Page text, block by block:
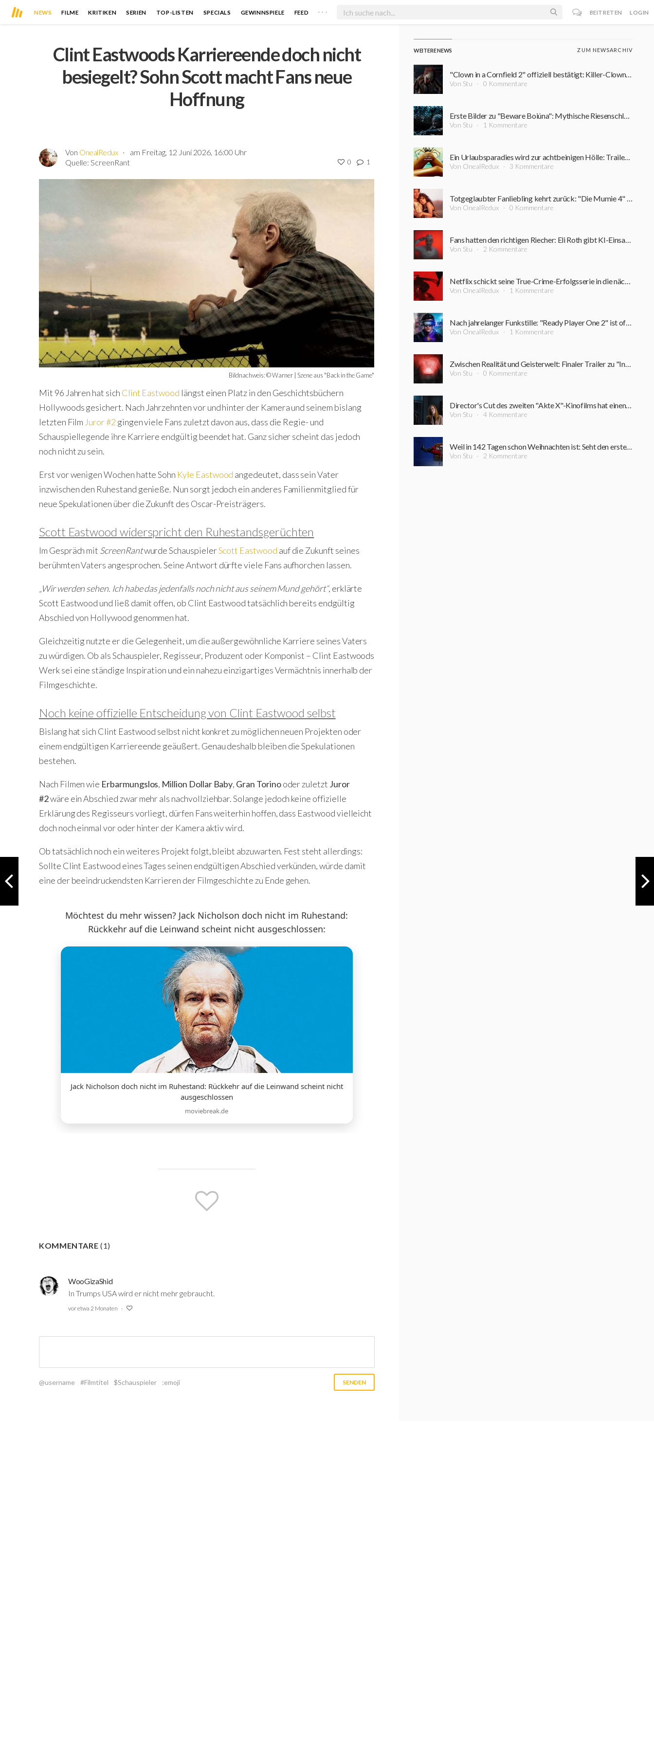
NEWS FILME KRITIKEN SERIEN TOP-LISTEN SPECIALS GEWINNSPIELE FEED . . . BEITRETEN LOGIN
Clint Eastwoods Karriereende doch nicht
besiegelt? Sohn Scott macht Fans neue
Hoffnung
Von OnealRedux
am Freitag, 12 Juni 2026, 16:00 Uhr
Quelle: ScreenRant 0 1
Bildnachweis: © Warner | Szene aus "Back in the Game"
Mit 96 Jahren hat sich Clint Eastwood längst einen Platz in den Geschichtsbüchern
Hollywoods gesichert. Nach Jahrzehnten vor und hinter der Kamera und seinem bislang
letzten Film Juror #2 gingen viele Fans zuletzt davon aus, dass die Regie- und
Schauspiellegende ihre Karriere endgültig beendet hat. Ganz sicher scheint das jedoch
noch nicht zu sein.
Erst vor wenigen Wochen hatte Sohn Kyle Eastwood angedeutet, dass sein Vater
inzwischen den Ruhestand genieße. Nun sorgt jedoch ein anderes Familienmitglied für
neue Spekulationen über die Zukunft des Oscar-Preisträgers.
Scott Eastwood widerspricht den Ruhestandsgerüchten
Im Gespräch mit ScreenRantwurde SchauspielerScott Eastwood auf die Zukunft seines
berühmten Vaters angesprochen. Seine Antwort dürfte viele Fans aufhorchen lassen.
„Wir werden sehen. Ich habe das jedenfalls noch nicht aus seinem Mund gehört“, erklärte
Scott Eastwood und ließ damit offen, ob Clint Eastwood tatsächlich bereits endgültig
Abschied von Hollywood genommen hat.
Gleichzeitig nutzte er die Gelegenheit, um die außergewöhnliche Karriere seines Vaters
zu würdigen. Ob als Schauspieler, Regisseur, Produzent oder Komponist – Clint Eastwoods
Werk sei eine ständige Inspiration und ein nahezu einzigartiges Vermächtnis innerhalb der
Filmgeschichte.
Noch keine offizielle Entscheidung von Clint Eastwood selbst
Bislang hat sich Clint Eastwood selbst nicht konkret zu möglichen neuen Projekten oder
einem endgültigen Karriereende geäußert. Genau deshalb bleiben die Spekulationen
bestehen.
Nach Filmen wie Erbarmungslos, Million Dollar Baby, Gran Torinooder zuletzt Juror
#2wäre ein Abschied zwar mehr als nachvollziehbar. Solange jedoch keine offizielle
Erklärung des Regisseurs vorliegt, dürfen Fans weiterhin hoffen, dass Eastwood vielleicht
doch noch einmal vor oder hinter der Kamera aktiv wird.
Ob tatsächlich noch ein weiteres Projekt folgt, bleibt abzuwarten. Fest steht allerdings:
Sollte Clint Eastwood eines Tages seinen endgültigen Abschied verkünden, würde damit
eine der beeindruckendsten Karrieren der Filmgeschichte zu Ende gehen.
Möchtest du mehr wissen? Jack Nicholson doch nicht im Ruhestand:
Rückkehr auf die Leinwand scheint nicht ausgeschlossen:
Jack Nicholson doch nicht im Ruhestand: Rückkehr auf die Leinwand scheint nicht
ausgeschlossen
moviebreak.de
KOMMENTARE(1)
WooGizaShid
In Trumps USA wird er nicht mehr gebraucht.
vor etwa 2 Monaten
@username #Filmtitel $Schauspieler :emoji
WEITERE NEWS ZUM NEWSARCHIV
"Clown in a Cornfield 2" offiziell bestätigt: Killer-Clown kehrt zurück
Von Stu 0 Kommentare
Erste Bilder zu "Beware Boiúna": Mythische Riesenschlange macht den Amazonas zum Albtraum
Von Stu 1 Kommentare
Ein Urlaubsparadies wird zur achtbeinigen Hölle: Trailer zum neuen Horrorfilm vom "Triangle"-Regisseur
Von OnealRedux 3 Kommentare
Totgeglaubter Fanliebling kehrt zurück: "Die Mumie 4" holt weitere Stars der Originalfilme an Bord
Von OnealRedux 0 Kommentare
Fans hatten den richtigen Riecher: Eli Roth gibt KI-Einsatz in seinem neuen Horrorfilm zu
Von Stu 2 Kommentare
Netflix schickt seine True-Crime-Erfolgsserie in die nächste Runde: Starttermin für "Monster" Staffel 4 steht fest
Von OnealRedux 1 Kommentare
Nach jahrelanger Funkstille: "Ready Player One 2" ist offenbar wieder in Arbeit
Von OnealRedux 1 Kommentare
Zwischen Realität und Geisterwelt: Finaler Trailer zu "Insidious 6: Out Of The Further" ist da
Von Stu 0 Kommentare
Director's Cut des zweiten "Akte X"-Kinofilms hat einen Trailer sowie Startdatum erhalten
Von Stu 4 Kommentare
Weil in 142 Tagen schon Weihnachten ist: Seht den ersten Trailer zu "Violent Night 2 - Eine tödliche Bescherung"
Von Stu 2 Kommentare